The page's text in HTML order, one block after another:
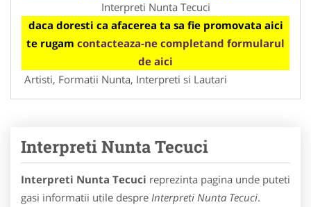
Interpreti Nunta Tecuci
daca doresti ca afacerea ta sa fie promovata aici
te rugam contacteaza-ne completand formularul
de aici
Artisti, Formatii Nunta, Interpreti si Lautari
Interpreti Nunta Tecuci
Interpreti Nunta Tecuci reprezinta pagina unde puteti
gasi informatii utile despre Interpreti Nunta Tecuci.